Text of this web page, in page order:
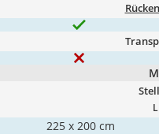
225 x 200 cm